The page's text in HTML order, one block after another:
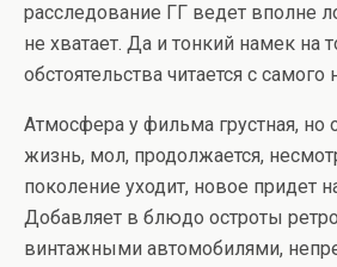
расследование ГГ ведет вполне
не хватает. Да и тонкий намек на
обстоятельства читается с самого
Атмосфера у фильма грустная, но
жизнь, мол, продолжается,
поколение уходит, новое придет
Добавляет в блюдо остроты
винтажными автомобилями,